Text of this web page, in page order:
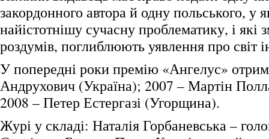
закордонного автора й одну польського, у
найістотнішу сучасну проблематику, і
роздумів, поглиблюють уявлення про світ
У попередні роки премію «Ангелус»
Андрухович (Україна); 2007 – Мартін
2008 – Петер Естергазі (Угорщина).
Журі у складі: Наталія Горбаневська –